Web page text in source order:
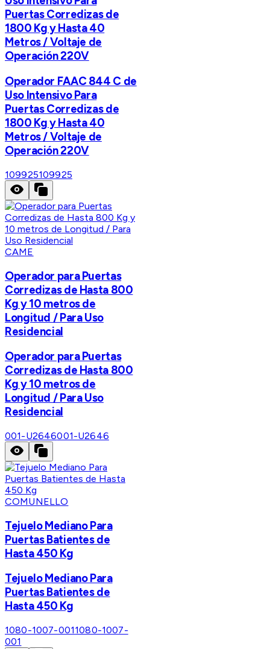
Puertas Corredizas de
1800 Kg y Hasta 40
Metros / Voltaje de
Operación 220V
Operador FAAC 844 C de
Uso Intensivo Para
Puertas Corredizas de
1800 Kg y Hasta 40
Metros / Voltaje de
Operación 220V
109925109925
CAME
Operador para Puertas
Corredizas de Hasta 800
Kg y 10 metros de
Longitud / Para Uso
Residencial
Operador para Puertas
Corredizas de Hasta 800
Kg y 10 metros de
Longitud / Para Uso
Residencial
001-U2646001-U2646
COMUNELLO
Tejuelo Mediano Para
Puertas Batientes de
Hasta 450 Kg
Tejuelo Mediano Para
Puertas Batientes de
Hasta 450 Kg
1080-1007-0011080-1007-
001